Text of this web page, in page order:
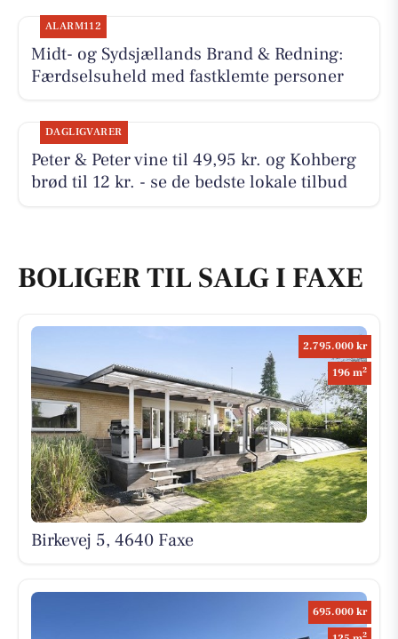
ALARM112
Midt- og Sydsjællands Brand & Redning:
Færdselsuheld med fastklemte personer
DAGLIGVARER
Peter & Peter vine til 49,95 kr. og Kohberg
brød til 12 kr. - se de bedste lokale tilbud
BOLIGER TIL SALG I FAXE
2.795.000 kr
196 m2
Birkevej 5, 4640 Faxe
695.000 kr
2